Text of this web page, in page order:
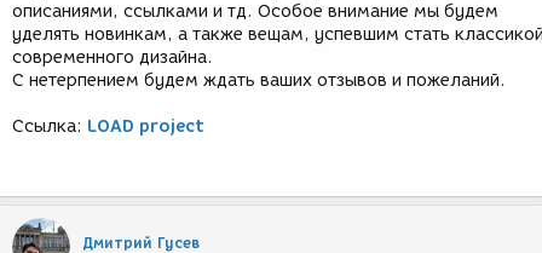
описаниями, ссылками и тд. Особое внимание мы будем
уделять новинкам, а также вещам, успевшим стать
современного дизайна.
С нетерпением будем ждать ваших отзывов и пожеланий.
Ссылка: LOAD project
Дмитрий Гусев